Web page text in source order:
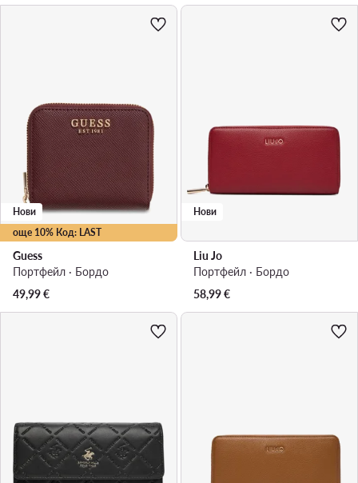
още 10% Код: LAST
Нови
Guess
Портфейл · Бордо
49,99€
Нови
Liu Jo
Портфейл · Бордо
58,99€